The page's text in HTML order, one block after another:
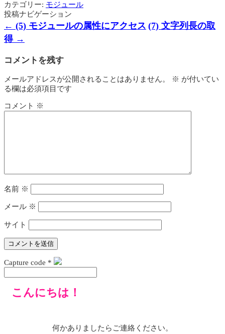
カテゴリー: モジュール
投稿ナビゲーション
← (5) モジュールの属性にアクセス (7) 文字列長の取
得 →
コメントを残す
メールアドレスが公開されることはありません。 ※ が付いてい
る欄は必須項目です
コメント ※
名前 ※
メール ※
サイト
Capture code *
こんにちは！
何かありましたらご連絡ください。